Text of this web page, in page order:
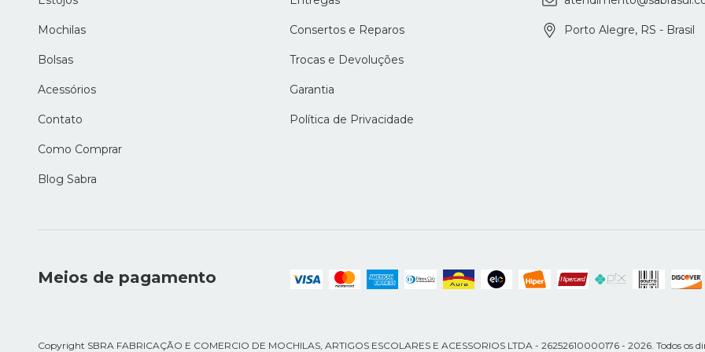
Mochilas
Bolsas
Acessórios
Contato
Como Comprar
Blog Sabra
Consertos e Reparos
Trocas e Devoluções
Garantia
Política de Privacidade
Porto Alegre, RS - Brasil
Meios de pagamento
Copyright SBRA FABRICAÇÃO E COMERCIO DE MOCHILAS, ARTIGOS ESCOLARES E ACESSORIOS LTDA - 26252610000176 - 2026. Todos os